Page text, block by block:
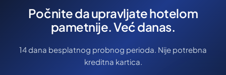
Počnite da upravljate hotelom
pametnije. Već danas.
14 dana besplatnog probnog perioda. Nije potrebna
kreditna kartica.